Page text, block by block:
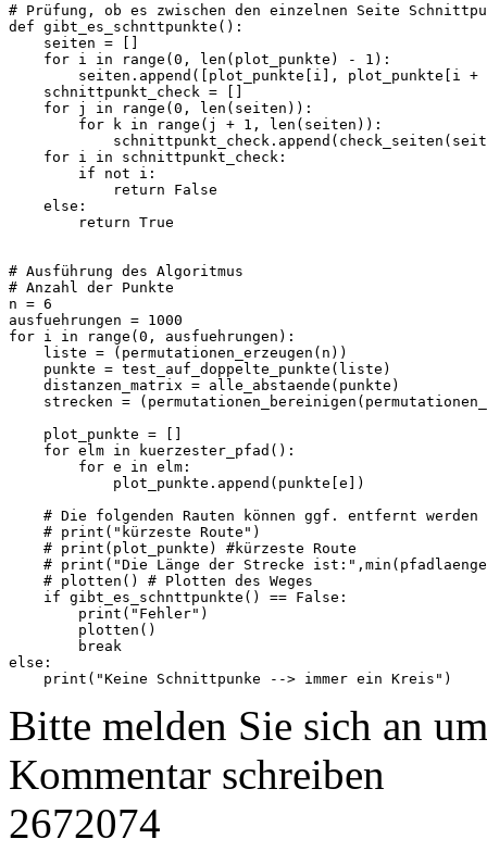
# Prüfung, ob es zwischen den einzelnen Seite
def gibt_es_schnttpunkte():
    seiten = []
    for i in range(0, len(plot_punkte) - 1):
seiten.append([plot_punkte[i], plot_punkte[i +
    schnittpunkt_check = []
    for j in range(0, len(seiten)):
        for k in range(j + 1, len(seiten)):
    for i in schnittpunkt_check:
        if not i:
            return False
    else:
        return True
# Ausführung des Algoritmus
# Anzahl der Punkte
n = 6
ausfuehrungen = 1000
for i in range(0, ausfuehrungen):
    liste = (permutationen_erzeugen(n))
    punkte = test_auf_doppelte_punkte(liste)
    distanzen_matrix = alle_abstaende(punkte)
strecken =
    plot_punkte = []
    for elm in kuerzester_pfad():
        for e in elm:
            plot_punkte.append(punkte[e])
    # Die folgenden Rauten können ggf. entfernt werden
    # print("kürzeste Route")
    # print(plot_punkte) #kürzeste Route
# print("Die Länge der Strecke
    # plotten() # Plotten des Weges
    if gibt_es_schnttpunkte() == False:
        print("Fehler")
        plotten()
        break
else:
Bitte melden Sie sich an
Kommentar schreiben
2672074